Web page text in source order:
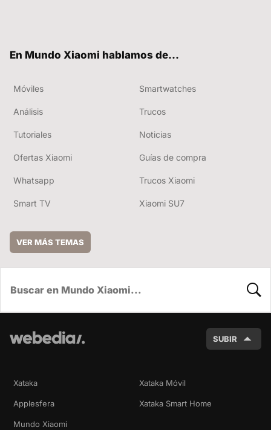
En Mundo Xiaomi hablamos de...
Móviles Smartwatches
Análisis Trucos
Tutoriales Noticias
Ofertas Xiaomi Guías de compra
Whatsapp Trucos Xiaomi
Smart TV Xiaomi SU7
VER MÁS TEMAS
SUBIR
Xataka Xataka Móvil
Applesfera Xataka Smart Home
Mundo Xiaomi